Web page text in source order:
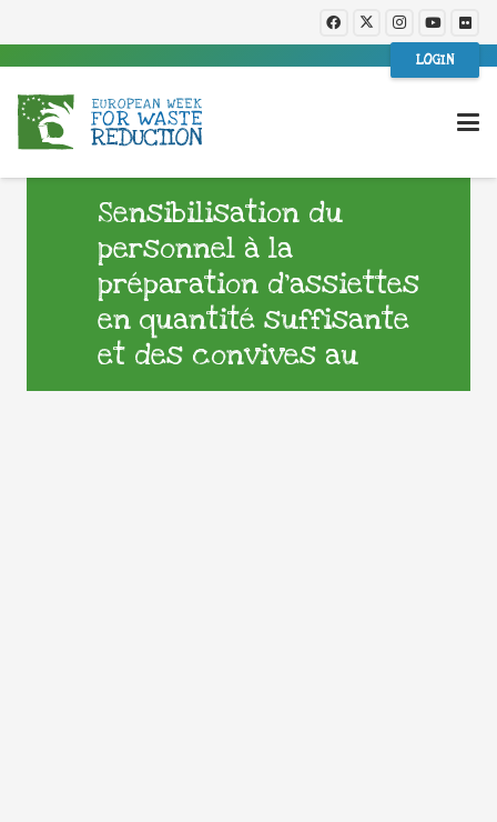
LOGIN
Sensibilisation du
personnel à la
préparation d’assiettes
en quantité suffisante
et des convives au